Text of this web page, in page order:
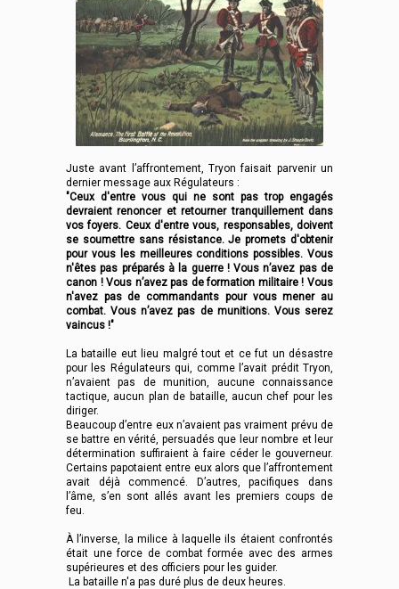
Juste avant l’affrontement, Tryon faisait parvenir un
dernier message aux Régulateurs :
"Ceux d'entre vous qui ne sont pas trop engagés
devraient renoncer et retourner tranquillement dans
vos foyers. Ceux d'entre vous, responsables, doivent
se soumettre sans résistance. Je promets d'obtenir
pour vous les meilleures conditions possibles. Vous
n'êtes pas préparés à la guerre ! Vous n’avez pas de
canon ! Vous n’avez pas de formation militaire ! Vous
n'avez pas de commandants pour vous mener au
combat. Vous n’avez pas de munitions. Vous serez
vaincus !"
La bataille eut lieu malgré tout et ce fut un désastre
pour les Régulateurs qui, comme l’avait prédit Tryon,
n’avaient pas de munition, aucune connaissance
tactique, aucun plan de bataille, aucun chef pour les
diriger.
Beaucoup d’entre eux n’avaient pas vraiment prévu de
se battre en vérité, persuadés que leur nombre et leur
détermination suffiraient à faire céder le gouverneur.
Certains papotaient entre eux alors que l’affrontement
avait déjà commencé. D’autres, pacifiques dans
l’âme, s’en sont allés avant les premiers coups de
feu.
À l’inverse, la milice à laquelle ils étaient confrontés
était une force de combat formée avec des armes
supérieures et des officiers pour les guider.
La bataille n'a pas duré plus de deux heures.